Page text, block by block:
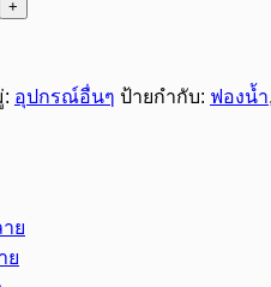
อุปกรณ์อื่นๆ ป้ายกำกับ: ฟองน้ำ,
ย
ย